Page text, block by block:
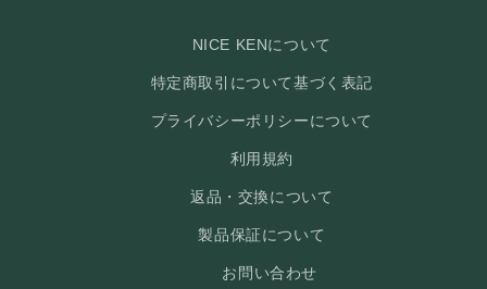
NICE KENについて
特定商取引について基づく表記
プライバシーポリシーについて
利用規約
返品・交換について
製品保証について
お問い合わせ